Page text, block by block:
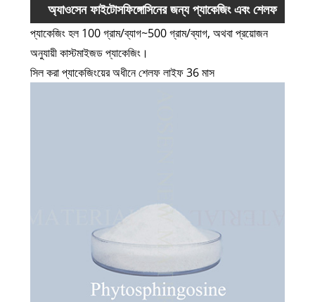
অ্যাওসেন ফাইটোসফিঙ্গোসিনের জন্য প্যাকেজিং এবং শেলফ
লাইফ
প্যাকেজিং হল 100 গ্রাম/ব্যাগ~500 গ্রাম/ব্যাগ, অথবা প্রয়োজন
অনুযায়ী কাস্টমাইজড প্যাকেজিং।
সিল করা প্যাকেজিংয়ের অধীনে শেলফ লাইফ 36 মাস